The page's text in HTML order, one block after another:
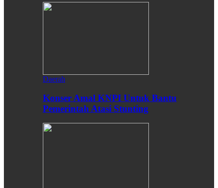
Daerah
Konser Amal KNPI Untuk Bantu
Pemerintah Atasi Stunting